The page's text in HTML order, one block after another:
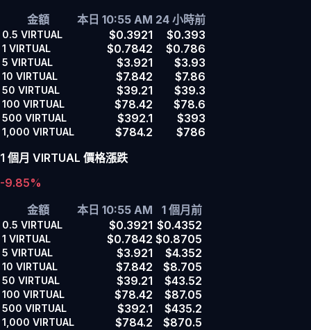
金額
本日 10:55 AM 24 小時前
0.5 VIRTUAL $0.3921 $0.393
1 VIRTUAL $0.7842 $0.786
5 VIRTUAL $3.921 $3.93
10 VIRTUAL $7.842 $7.86
50 VIRTUAL $39.21 $39.3
100 VIRTUAL $78.42 $78.6
500 VIRTUAL $392.1 $393
1,000 VIRTUAL $784.2
$786
1 個月 VIRTUAL 價格漲跌
-9.85%
金額
本日 10:55 AM 1 個月前
0.5 VIRTUAL $0.3921 $0.4352
1 VIRTUAL $0.7842 $0.8705
5 VIRTUAL $3.921 $4.352
10 VIRTUAL $7.842 $8.705
50 VIRTUAL $39.21 $43.52
100 VIRTUAL $78.42 $87.05
500 VIRTUAL $392.1 $435.2
1,000 VIRTUAL $784.2
$870.5